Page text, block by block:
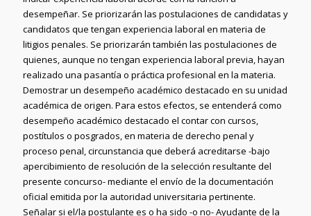
desempeñar. Se priorizarán las postulaciones de candidatas y
candidatos que tengan experiencia laboral en materia de
litigios penales. Se priorizarán también las postulaciones de
quienes, aunque no tengan experiencia laboral previa, hayan
realizado una pasantía o práctica profesional en la materia.
Demostrar un desempeño académico destacado en su unidad
académica de origen. Para estos efectos, se entenderá como
desempeño académico destacado el contar con cursos,
postítulos o posgrados, en materia de derecho penal y
proceso penal, circunstancia que deberá acreditarse -bajo
apercibimiento de resolución de la selección resultante del
presente concurso- mediante el envío de la documentación
oficial emitida por la autoridad universitaria pertinente.
Señalar si el/la postulante es o ha sido -o no- Ayudante de la